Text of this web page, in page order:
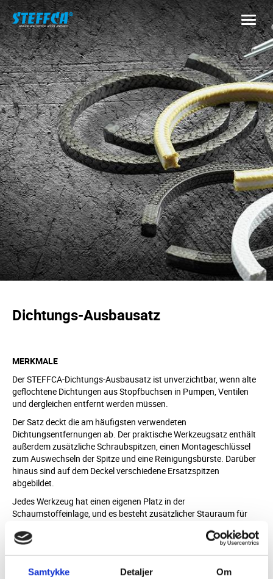
Samtykke Detaljer Om
Dichtungs-Ausbausatz
MERKMALE
Der STEFFCA-Dichtungs-Ausbausatz ist unverzichtbar, wenn alte
geflochtene Dichtungen aus Stopfbuchsen in Pumpen, Ventilen
und dergleichen entfernt werden müssen.
Der Satz deckt die am häufigsten verwendeten
Dichtungsentfernungen ab. Der praktische Werkzeugsatz enthält
außerdem zusätzliche Schraubspitzen, einen Montageschlüssel
zum Auswechseln der Spitze und eine Reinigungsbürste. Darüber
hinaus sind auf dem Deckel verschiedene Ersatzspitzen
abgebildet.
Jedes Werkzeug hat einen eigenen Platz in der
Schaumstoffeinlage, und es besteht zusätzlicher Stauraum für